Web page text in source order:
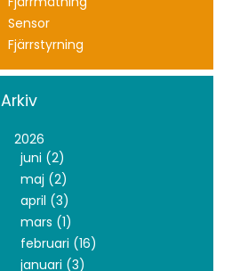
Sensor
Fjärrstyrning
Arkiv
2026
juni (2)
maj (2)
april (3)
mars (1)
februari (16)
januari (3)